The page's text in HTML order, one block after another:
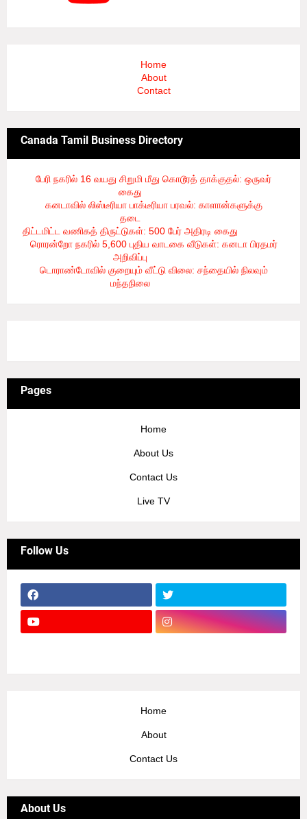
Home
About
Contact
Canada Tamil Business Directory
பேரி நகரில் 16 வயது சிறுமி மீது கொடூரத் தாக்குதல்: ஒருவர்
கைது
கனடாவில் லிஸ்டீரியா பாக்டீரியா பரவல்: காளான்களுக்கு
தடை
திட்டமிட்ட வணிகத் திருட்டுகள்: 500 பேர் அதிரடி கைது
ரொரன்றோ நகரில் 5,600 புதிய வாடகை வீடுகள்: கனடா பிரதமர்
அறிவிப்பு
டொராண்டோவில் குறையும் வீட்டு விலை: சந்தையில் நிலவும்
மந்தநிலை- 8/6/2026
Pages
Home
About Us
Contact Us
Live TV
Follow Us
Home
About
Contact Us
About Us